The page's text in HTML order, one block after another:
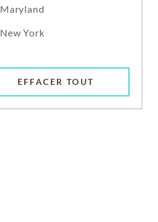
Maryland
New York
EFFACER TOUT